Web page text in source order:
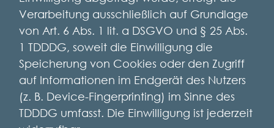
Verarbeitung ausschließlich auf Grundlage
von Art. 6 Abs. 1 lit. a DSGVO und § 25 Abs.
1 TDDDG, soweit die Einwilligung die
Speicherung von Cookies oder den Zugriff
auf Informationen im Endgerät des Nutzers
(z. B. Device-Fingerprinting) im Sinne des
TDDDG umfasst. Die Einwilligung ist jederzeit